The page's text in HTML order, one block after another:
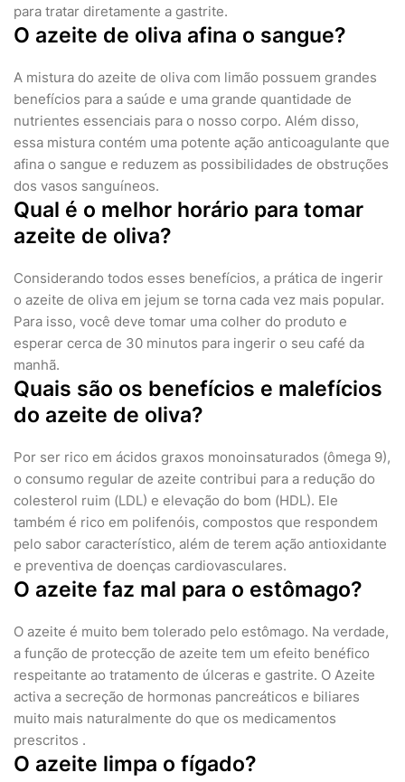
para tratar diretamente a gastrite.
O azeite de oliva afina o sangue?
A mistura do azeite de oliva com limão possuem grandes
benefícios para a saúde e uma grande quantidade de
nutrientes essenciais para o nosso corpo. Além disso,
essa mistura contém uma potente ação anticoagulante que
afina o sangue e reduzem as possibilidades de obstruções
dos vasos sanguíneos.
Qual é o melhor horário para tomar
azeite de oliva?
Considerando todos esses benefícios, a prática de ingerir
o azeite de oliva em jejum se torna cada vez mais popular.
Para isso, você deve tomar uma colher do produto e
esperar cerca de 30 minutos para ingerir o seu café da
manhã.
Quais são os benefícios e malefícios
do azeite de oliva?
Por ser rico em ácidos graxos monoinsaturados (ômega 9),
o consumo regular de azeite contribui para a redução do
colesterol ruim (LDL) e elevação do bom (HDL). Ele
também é rico em polifenóis, compostos que respondem
pelo sabor característico, além de terem ação antioxidante
e preventiva de doenças cardiovasculares.
O azeite faz mal para o estômago?
O azeite é muito bem tolerado pelo estômago. Na verdade,
a função de protecção de azeite tem um efeito benéfico
respeitante ao tratamento de úlceras e gastrite. O Azeite
activa a secreção de hormonas pancreáticos e biliares
muito mais naturalmente do que os medicamentos
prescritos .
O azeite limpa o fígado?